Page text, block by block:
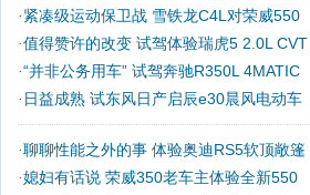
· 紧凑级运动保卫战 雪铁龙C4L对荣威550
·值得赞许的改变 试驾体验瑞虎5 2.0L CVT
·“并非公务用车” 试驾奔驰R350L 4MATIC
· 日益成熟 试东风日产启辰e30晨风电动车
·聊聊性能之外的事 体验奥迪RS5软顶敞篷
·媳妇有话说 荣威350老车主体验全新550